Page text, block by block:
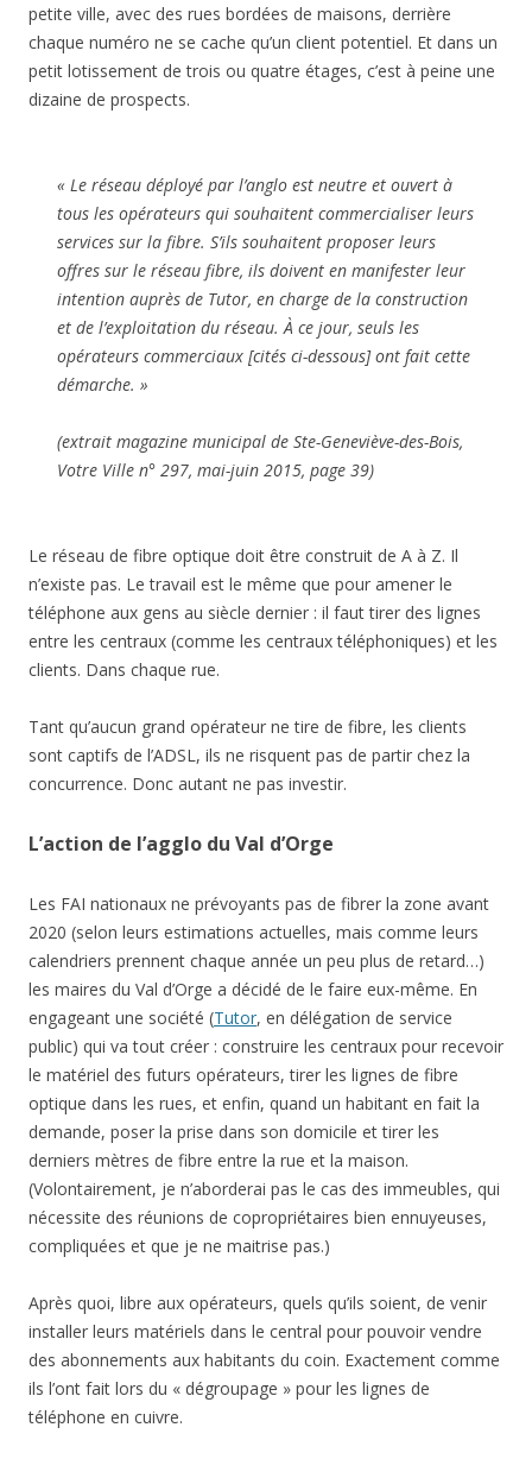
petite ville, avec des rues bordées de maisons, derrière
chaque numéro ne se cache qu’un client potentiel. Et dans un
petit lotissement de trois ou quatre étages, c’est à peine une
dizaine de prospects.
« Le réseau déployé par l’anglo est neutre et ouvert à
tous les opérateurs qui souhaitent commercialiser leurs
services sur la fibre. S’ils souhaitent proposer leurs
offres sur le réseau fibre, ils doivent en manifester leur
intention auprès de Tutor, en charge de la construction
et de l’exploitation du réseau. À ce jour, seuls les
opérateurs commerciaux [cités ci-dessous] ont fait cette
démarche. »
(extrait magazine municipal de Ste-Geneviève-des-Bois,
Votre Ville n° 297, mai-juin 2015, page 39)
Le réseau de fibre optique doit être construit de A à Z. Il
n’existe pas. Le travail est le même que pour amener le
téléphone aux gens au siècle dernier : il faut tirer des lignes
entre les centraux (comme les centraux téléphoniques) et les
clients. Dans chaque rue.
Tant qu’aucun grand opérateur ne tire de fibre, les clients
sont captifs de l’ADSL, ils ne risquent pas de partir chez la
concurrence. Donc autant ne pas investir.
L’action de l’agglo du Val d’Orge
Les FAI nationaux ne prévoyants pas de fibrer la zone avant
2020 (selon leurs estimations actuelles, mais comme leurs
calendriers prennent chaque année un peu plus de retard…)
les maires du Val d’Orge a décidé de le faire eux-même. En
engageant une société (Tutor, en délégation de service
public) qui va tout créer : construire les centraux pour recevoir
le matériel des futurs opérateurs, tirer les lignes de fibre
optique dans les rues, et enfin, quand un habitant en fait la
demande, poser la prise dans son domicile et tirer les
derniers mètres de fibre entre la rue et la maison.
(Volontairement, je n’aborderai pas le cas des immeubles, qui
nécessite des réunions de copropriétaires bien ennuyeuses,
compliquées et que je ne maitrise pas.)
Après quoi, libre aux opérateurs, quels qu’ils soient, de venir
installer leurs matériels dans le central pour pouvoir vendre
des abonnements aux habitants du coin. Exactement comme
ils l’ont fait lors du « dégroupage » pour les lignes de
téléphone en cuivre.